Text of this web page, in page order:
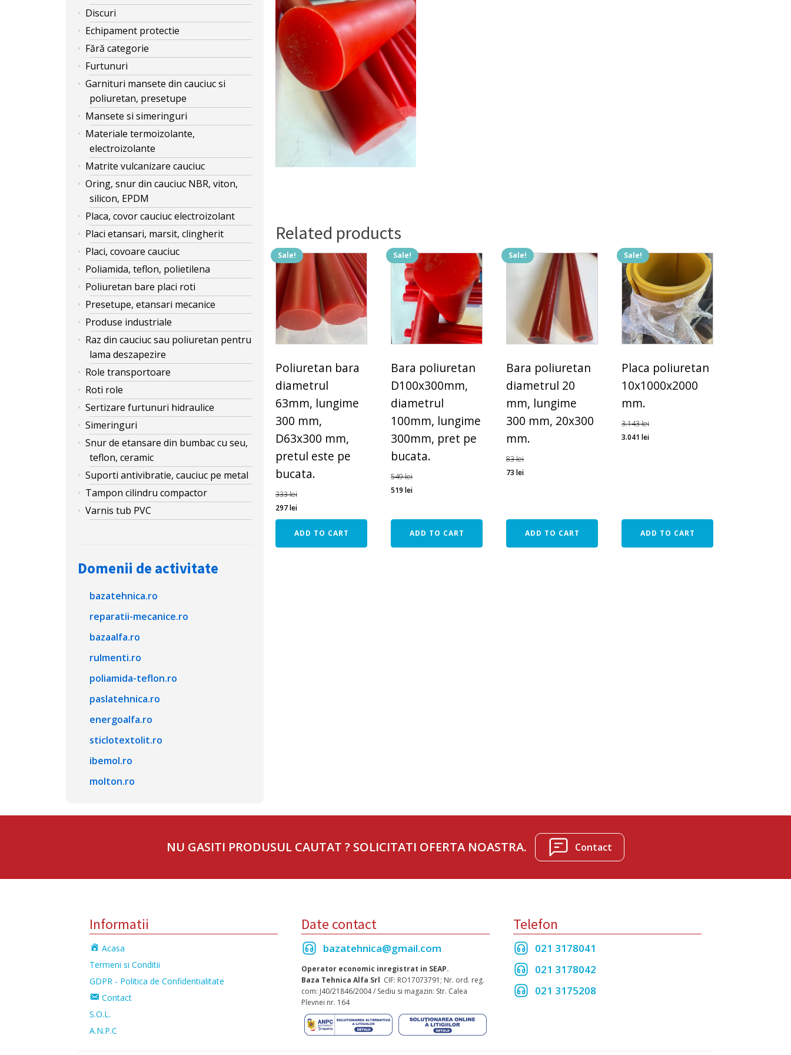
Discuri
Echipament protectie
Fără categorie
Furtunuri
Garnituri mansete din cauciuc si
poliuretan, presetupe
Mansete si simeringuri
Materiale termoizolante,
electroizolante
Matrite vulcanizare cauciuc
Oring, snur din cauciuc NBR, viton,
silicon, EPDM
Placa, covor cauciuc electroizolant
Placi etansari, marsit, clingherit
Placi, covoare cauciuc
Poliamida, teflon, polietilena
Poliuretan bare placi roti
Presetupe, etansari mecanice
Produse industriale
Raz din cauciuc sau poliuretan pentru
lama deszapezire
Role transportoare
Roti role
Sertizare furtunuri hidraulice
Simeringuri
Snur de etansare din bumbac cu seu,
teflon, ceramic
Suporti antivibratie, cauciuc pe metal
Tampon cilindru compactor
Varnis tub PVC
Domenii de activitate
bazatehnica.ro
reparatii-mecanice.ro
bazaalfa.ro
rulmenti.ro
poliamida-teflon.ro
paslatehnica.ro
energoalfa.ro
sticlotextolit.ro
ibemol.ro
molton.ro
Related products
Sale!
Poliuretan bara
diametrul
63mm, lungime
300 mm,
D63x300 mm,
pretul este pe
bucata.
333lei
297lei
ADD TO CART
Sale!
Bara poliuretan
D100x300mm,
diametrul
100mm, lungime
300mm, pret pe
bucata.
549lei
519 lei
ADD TO CART
Sale!
Bara poliuretan
diametrul 20
mm, lungime
300 mm, 20x300
mm.
83lei
73 lei
ADD TO CART
Sale!
Placa poliuretan
10x1000x2000
mm.
3.143lei
3.041 lei
ADD TO CART
NU GASITI PRODUSUL CAUTAT ? SOLICITATI OFERTA NOASTRA. Contact
Informatii
Acasa
Termeni si Conditii
GDPR - Politica de Confidentialitate
Contact
S.O.L.
A.N.P.C
Date contact
bazatehnica@gmail.com
Operator economic inregistrat in SEAP.
Baza Tehnica Alfa Srl CIF: RO17073791; Nr. ord. reg.
com: J40/21846/2004 / Sediu si magazin: Str. Calea
Plevnei nr. 164
Telefon
021 3178041
021 3178042
021 3175208